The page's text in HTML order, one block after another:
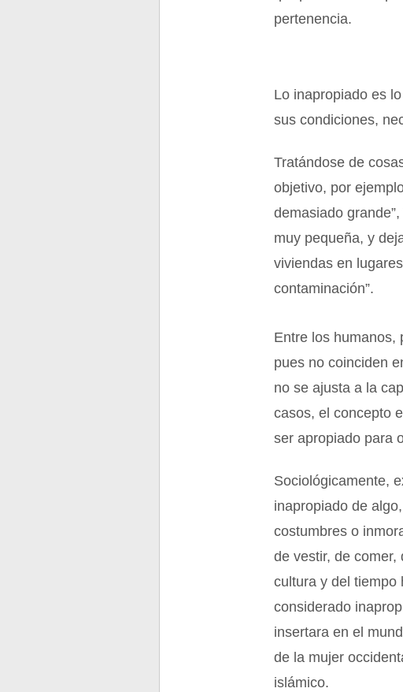
pertenencia.
Lo inapropiado es
sus condiciones,
Tratándose de
objetivo, por
demasiado
muy pequeña, y
viviendas en
contaminación”.
Entre los humanos,
pues no coinciden
no se ajusta a la
casos, el concepto
ser apropiado para
Sociológicamente,
inapropiado de
costumbres o
de vestir, de
cultura y del tiempo
considerado
insertara en el
de la mujer
islámico.